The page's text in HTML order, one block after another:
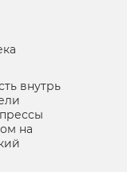
внутрь
на